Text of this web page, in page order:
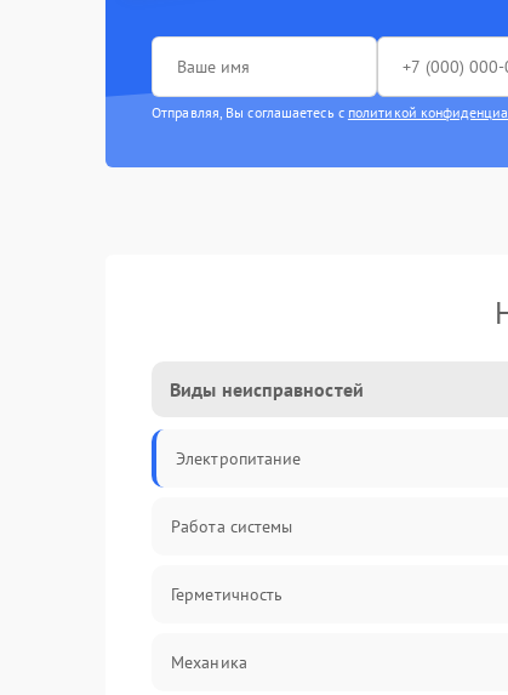
Отправляя, Вы соглашаетесь с политикой
Виды неисправностей
Электропитание
Работа системы
Герметичность
Механика